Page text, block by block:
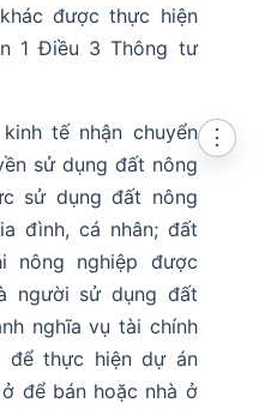
được thực hiện
1 Điều 3 Thông tư
tế nhận chuyển
sử dụng đất nông
sử dụng đất nông
đình, cá nhân; đất
nông nghiệp được
người sử dụng đất
nghĩa vụ tài chính
để thực hiện dự án
để bán hoặc nhà ở
⋮